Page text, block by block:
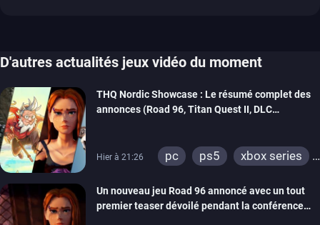
D'autres actualités jeux vidéo du moment
THQ Nordic Showcase : Le résumé complet des
annonces (Road 96, Titan Quest II, DLC
Hier à 21:26 pc ps5
xbox series
xbox one
switch 2
Un nouveau jeu Road 96 annoncé avec un tout
premier teaser dévoilé pendant la conférence